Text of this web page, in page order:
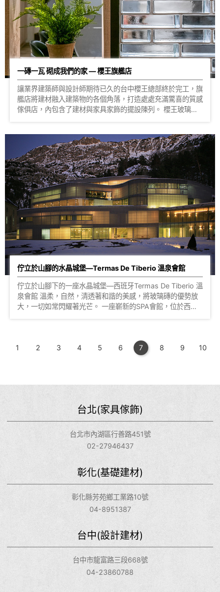
暈染進每一個房間，甚至是花草樹木的色彩也能透進來，但同
樣能為旅客們保有良好隱私，讓入住的每一刻都能享受巴塞隆
納的好風光。 走在鎮上，在小巷樓房間，都能看到它的身
影，不高聳林立卻能品出其中不苟且的設計靈魂，細緻又獨特
的設計，也成為小鎮裡以人注目的風景。
一磚一瓦 砌成我們的家 — 櫻王旗艦店
讓業界建築師與設計師期待已久的台中櫻王總部終於完工，旗
艦店將建材融入建築物的各個角落，打造處處充滿驚喜的質感
傢俱店，內包含了建材與家具家飾的擺設陳列。 櫻王玻璃磚
是做為屏風處若隱若現的光源與視覺穿透的想像度；更可挑選
各式色彩的玻璃磚，為空間灌注設計感、奇特感、裝飾性與實
用功能兼併。 有別於市面玻璃磚只能施作1公分的縫寬，義大
利磚特有的縫寬2mm，讓玻磚與玻磚之間的距離更細緻，營
造出空間的輕透明亮。來一趟實際的參觀，你可以看到實心磚
拼砌的工法；如果你對於立體玻璃磚也十分好奇，以古希臘神
廟立柱為設計靈感的Doric磚，亦讓你顛覆以往對於玻璃磚只
能呈現平面的既定印象。 在四樓設計師選擇以開放式辦公空
間為主，因為格局的關係，透幾面牆體的設計完整的維持整個
動線的區劃，利用了實心磚、內彩磚、多立克磚讓光源帶到室
內更深處，整體的視覺與空間達到完美的平衡，質感辦公，由
此而生。 光是空間的魔術師，如何把光導引成我們想要體現
的方式就必須依靠著各種媒介，把玻璃磚當作媒介讓光與影留
在室內，將光的溫度轉化成我們想要的樣子，溫暖的呈現。
照片來源 : 櫻王建材-玻璃磚 實際搭建效果在櫻王就看的
見！?點擊預約參觀 更多玻璃磚種類 ?點擊查看更多
佇立於山腳的水晶城堡—Termas De Tiberio 溫泉會館
佇立於山腳下的一座水晶城堡—西班牙Termas De Tiberio 溫
泉會館 溫柔，自然，清透著和諧的美感，將玻璃磚的優勢放
大，一切如常閃耀著光芒。 一座嶄新的SPA會館，位於西班
築之一的SPA會館委由Moneo-Brock工作室設計。 針對
Termas De Tiberio 溫泉會館，Moneo-Brock工作室邀請義
設計，意在砌築時隱藏水平向接縫以杜絕8-9個月的漫長雪季
所帶來的滲水困擾，而表面採用霧面處理，能與周遭雪景融為
一體，魚鱗板式堆砌方式也和當地樹景相互應，不僅富有朦朧
感又能兼顧到私密性，在柔光漫射沐浴下，會館內部的精妙佈
局和設施使賓客在驚嘆與享受中流連忘返。 照片來源：
1 2 3 4 5 6 7 8 9 10
台北(家具傢飾)
台北市內湖區行善路451號
02-27946437
彰化(基礎建材)
彰化縣芳苑鄉工業路10號
04-8951387
台中(設計建材)
台中市龍富路三段668號
04-23860788